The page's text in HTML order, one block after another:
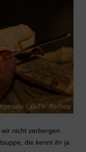
nicht verbergen.
die kennt ihr ja